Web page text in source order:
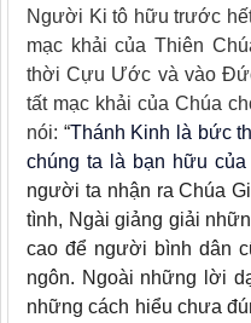
Người Ki tô hữu trước
mạc khải của Thiên
thời Cựu Ước và vào
tất mạc khải của Chúa
nói: “Thánh Kinh là bức
chúng ta là bạn hữu
người ta nhận ra Chúa
tình, Ngài giảng giải
cao để người bình dân
ngôn. Ngoài những lời
những cách hiểu chưa